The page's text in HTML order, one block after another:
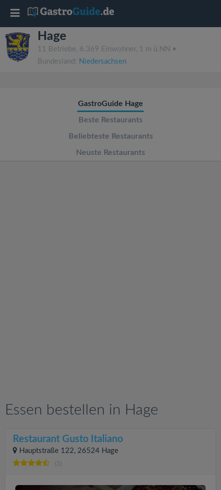
Hage
11 Betriebe, 6.369 Einwohner, 1 m ü.NN •
Bundesland: Niedersachsen
GastroGuide Hage
Beste Restaurants
Beliebteste Restaurants
Neuste Restaurants
Essen bestellen in Hage
Restaurant Gusto Italiano
Hauptstraße 122, 26524 Hage
(3)
T
o